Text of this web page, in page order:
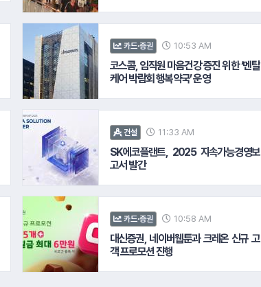
카드·증권 10:53 AM
코스콤, 임직원 마음건강 증진 위한 ‘멘탈
케어 박람회 행복약국’ 운영
건설 11:33 AM
SK에코플랜트, 2025 지속가능경영보
고서 발간
카드·증권 10:58 AM
대신증권, 네이버웹툰과 크레온 신규 고
객 프로모션 진행